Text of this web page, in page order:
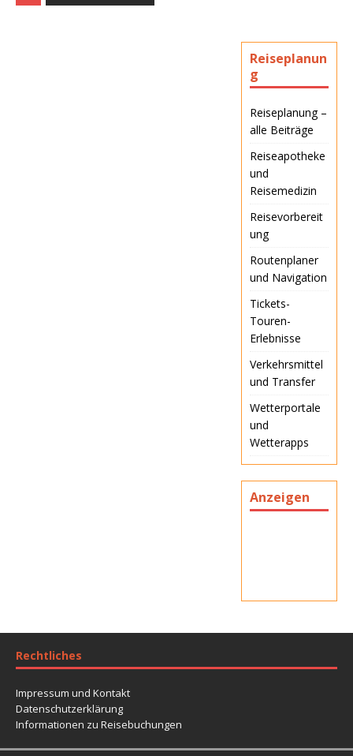
Reiseplanun
g
Reiseplanung –
alle Beiträge
Reiseapotheke
und
Reisemedizin
Reisevorbereit
ung
Routenplaner
und Navigation
Tickets-
Touren-
Erlebnisse
Verkehrsmittel
und Transfer
Wetterportale
und
Wetterapps
Anzeigen
Rechtliches
Impressum und Kontakt
Datenschutzerklärung
Informationen zu Reisebuchungen